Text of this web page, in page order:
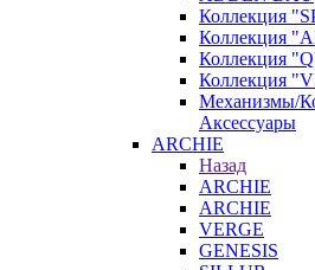
Коллекция
Коллекция
Коллекция
Коллекция
Механизмы/
Аксессуары
ARCHIE
Назад
ARCHIE
ARCHIE
VERGE
GENESIS